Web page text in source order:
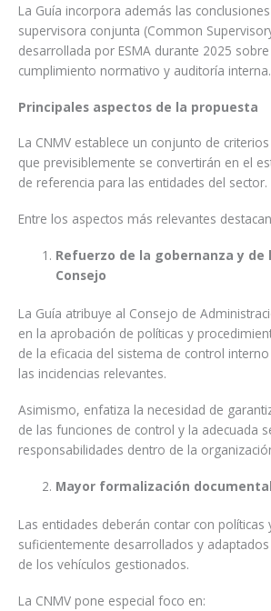
La Guía incorpora además las
supervisora conjunta (Common
desarrollada por ESMA durante 2025
cumplimiento normativo y auditoría interna.
Principales aspectos de la propuesta
La CNMV establece un conjunto de
que previsiblemente se convertirán en el
de referencia para las entidades del sector.
Entre los aspectos más relevantes
Refuerzo de la gobernanza y de
Consejo
La Guía atribuye al Consejo de
en la aprobación de políticas y
de la eficacia del sistema de control
las incidencias relevantes.
Asimismo, enfatiza la necesidad de
de las funciones de control y la adecuada
responsabilidades dentro de la
Mayor formalización documental
Las entidades deberán contar con políticas
suficientemente desarrollados y adaptados
de los vehículos gestionados.
La CNMV pone especial foco en: